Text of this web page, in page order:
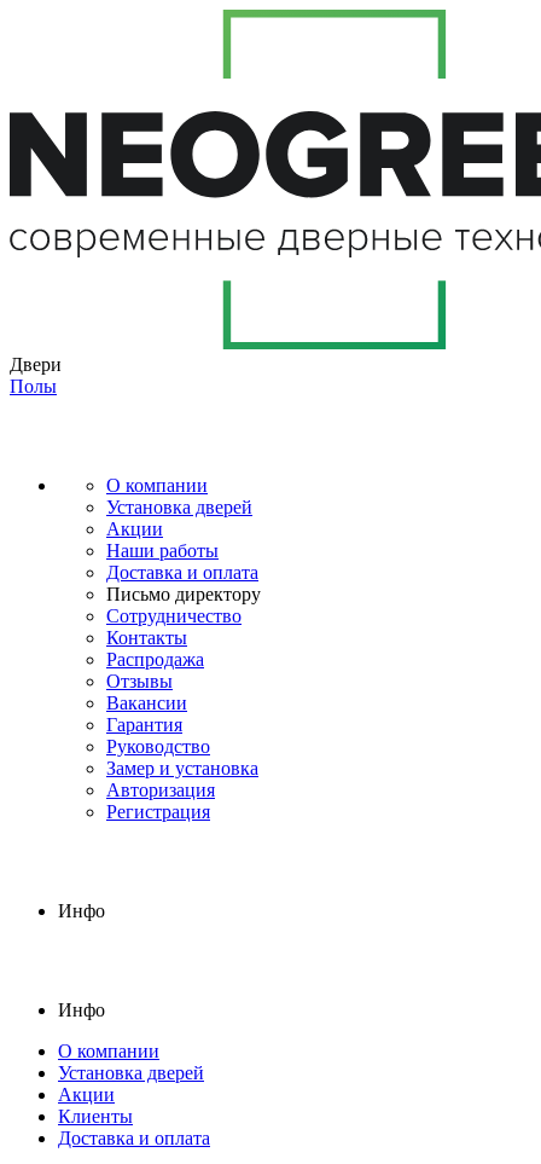
Двери
Полы
О компании
Установка дверей
Акции
Наши работы
Доставка и оплата
Письмо директору
Сотрудничество
Контакты
Распродажа
Отзывы
Вакансии
Гарантия
Руководство
Замер и установка
Авторизация
Регистрация
Инфо
Инфо
О компании
Установка дверей
Акции
Клиенты
Доставка и оплата